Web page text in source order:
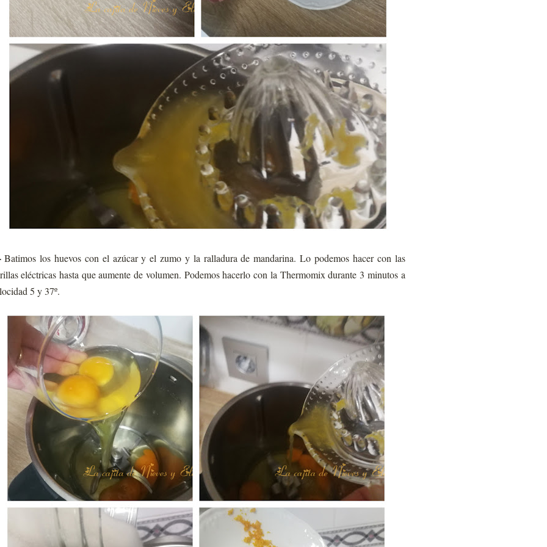
Batimos los huevos con el azúcar y el zumo y la ralladura de mandarina. Lo podemos hacer con las
eléctricas hasta que aumente de volumen. Podemos hacerlo con la Thermomix durante 3 minutos a
5 y 37º.